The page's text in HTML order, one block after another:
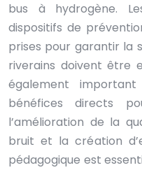
bus à hydrogène.
dispositifs de
prises pour garantir la
riverains doivent être
également
bénéfices directs
l’amélioration de la
bruit et la création
pédagogique est